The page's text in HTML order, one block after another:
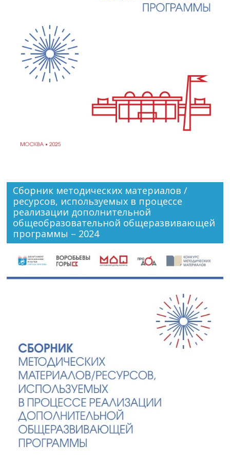
Сборник методических материалов /
ресурсов, используемых в процессе
реализации дополнительной
общеобразовательной общеразвивающей
программы – 2024